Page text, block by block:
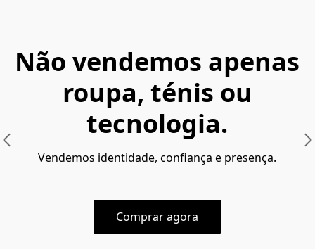
Não vendemos apenas
roupa, ténis ou
tecnologia.
Vendemos identidade, confiança e presença.
Comprar agora